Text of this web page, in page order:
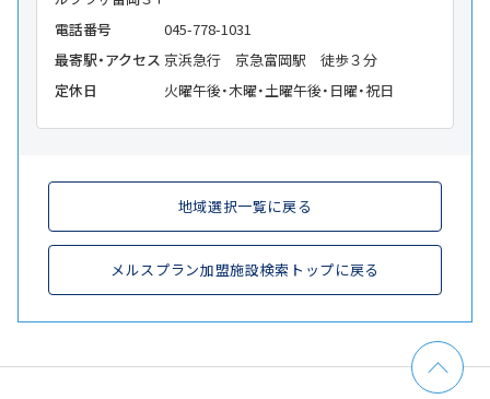
電話番号
045-778-1031
最寄駅・アクセス 京浜急行 京急富岡駅 徒歩３分
定休日
火曜午後・木曜・土曜午後・日曜・祝日
地域選択一覧に戻る
メルスプラン加盟施設検索トップに戻る